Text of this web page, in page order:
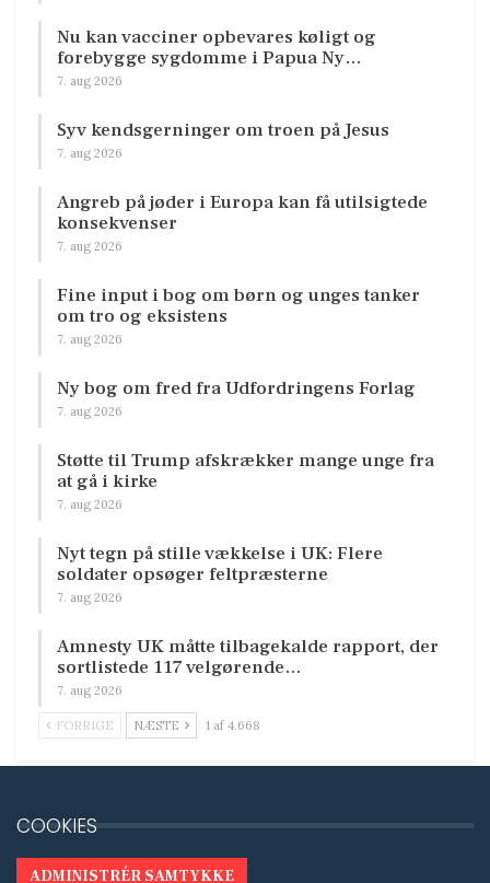
Nu kan vacciner opbevares køligt og
forebygge sygdomme i Papua Ny…
7. aug 2026
Syv kendsgerninger om troen på Jesus
7. aug 2026
Angreb på jøder i Europa kan få utilsigtede
konsekvenser
7. aug 2026
Fine input i bog om børn og unges tanker
om tro og eksistens
7. aug 2026
Ny bog om fred fra Udfordringens Forlag
7. aug 2026
Støtte til Trump afskrækker mange unge fra
at gå i kirke
7. aug 2026
Nyt tegn på stille vækkelse i UK: Flere
soldater opsøger feltpræsterne
7. aug 2026
Amnesty UK måtte tilbagekalde rapport, der
sortlistede 117 velgørende…
7. aug 2026
FORRIGE NÆSTE 1 af 4.668
COOKIES
ADMINISTRÉR SAMTYKKE